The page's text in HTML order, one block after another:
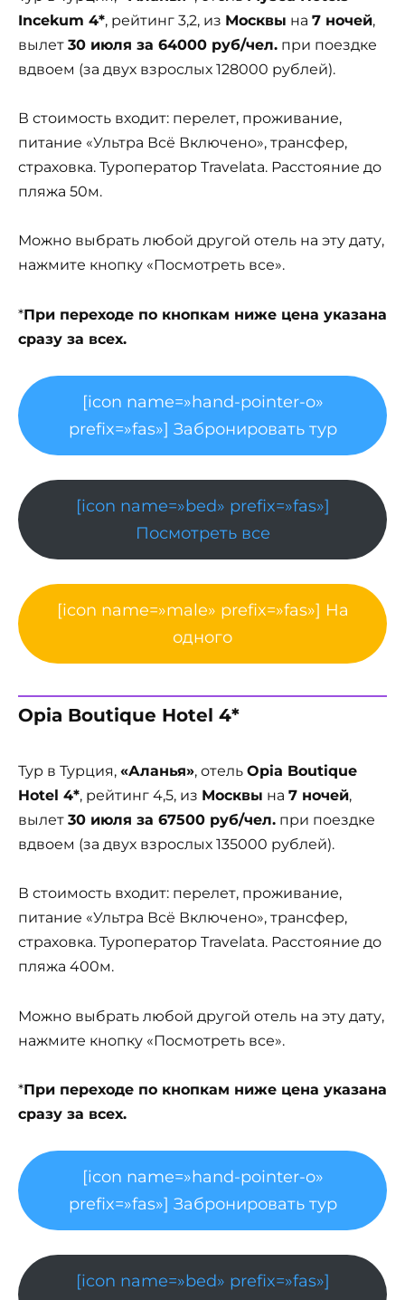
Incekum 4*, рейтинг 3,2, из Москвы на 7 ночей,
вылет 30 июля за 64000 руб/чел. при поездке
вдвоем (за двух взрослых 128000 рублей).
В стоимость входит: перелет, проживание,
питание «Ультра Всё Включено», трансфер,
страховка. Туроператор Travelata. Расстояние до
пляжа 50м.
Можно выбрать любой другой отель на эту дату,
нажмите кнопку «Посмотреть все».
*При переходе по кнопкам ниже цена указана
сразу за всех.
[icon name=»hand-pointer-o»
prefix=»fas»] Забронировать тур
[icon name=»bed» prefix=»fas»]
Посмотреть все
[icon name=»male» prefix=»fas»] На
одного
Opia Boutique Hotel 4*
Тур в Турция, «Аланья», отель Opia Boutique
Hotel 4*, рейтинг 4,5, из Москвы на 7 ночей,
вылет 30 июля за 67500 руб/чел. при поездке
вдвоем (за двух взрослых 135000 рублей).
В стоимость входит: перелет, проживание,
питание «Ультра Всё Включено», трансфер,
страховка. Туроператор Travelata. Расстояние до
пляжа 400м.
Можно выбрать любой другой отель на эту дату,
нажмите кнопку «Посмотреть все».
*При переходе по кнопкам ниже цена указана
сразу за всех.
[icon name=»hand-pointer-o»
prefix=»fas»] Забронировать тур
[icon name=»bed» prefix=»fas»]